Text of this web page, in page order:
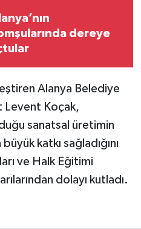
dereye
Alanya Belediye
Levent Koçak,
sanatsal üretimin
katkı sağladığını
ve Halk Eğitimi
dolayı kutladı.